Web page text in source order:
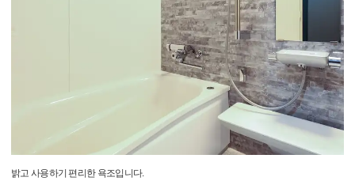
밝고 사용하기 편리한 욕조입니다.